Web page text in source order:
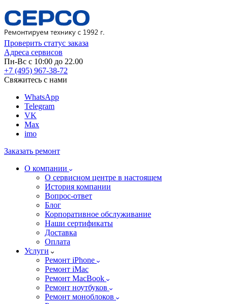
Проверить статус заказа
Адреса сервисов
Пн-Вс с 10:00 до 22.00
+7 (495) 967-38-72
Свяжитесь с нами
WhatsApp
Telegram
VK
Max
imo
Заказать ремонт
О компании
О сервисном центре в настоящем
История компании
Вопрос-ответ
Блог
Корпоративное обслуживание
Наши сертификаты
Доставка
Оплата
Услуги
Ремонт iPhone
Ремонт iMac
Ремонт MacBook
Ремонт ноутбуков
Ремонт моноблоков